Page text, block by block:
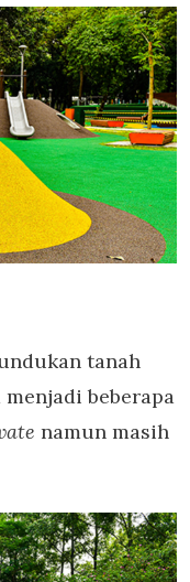
tanah
beberapa
namun masih